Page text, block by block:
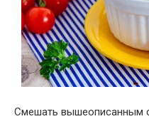
Смешать вышеописанным